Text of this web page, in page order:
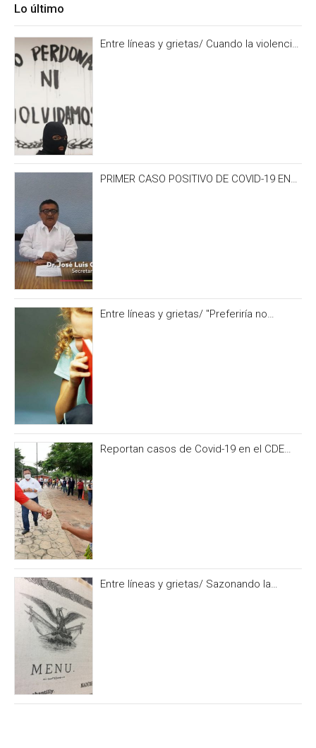
Lo último
Entre líneas y grietas/ Cuando la violencia
PRIMER CASO POSITIVO DE COVID-19 EN
Entre líneas y grietas/ "Preferiría no
Reportan casos de Covid-19 en el CDE
Entre líneas y grietas/ Sazonando la